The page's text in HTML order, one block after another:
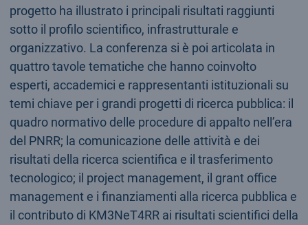
progetto ha illustrato i principali risultati raggiunti
sotto il profilo scientifico, infrastrutturale e
organizzativo. La conferenza si è poi articolata in
quattro tavole tematiche che hanno coinvolto
esperti, accademici e rappresentanti istituzionali su
temi chiave per i grandi progetti di ricerca pubblica: il
quadro normativo delle procedure di appalto nell’era
del PNRR; la comunicazione delle attività e dei
risultati della ricerca scientifica e il trasferimento
tecnologico; il project management, il grant office
management e i finanziamenti alla ricerca pubblica e
il contributo di KM3NeT4RR ai risultati scientifici della